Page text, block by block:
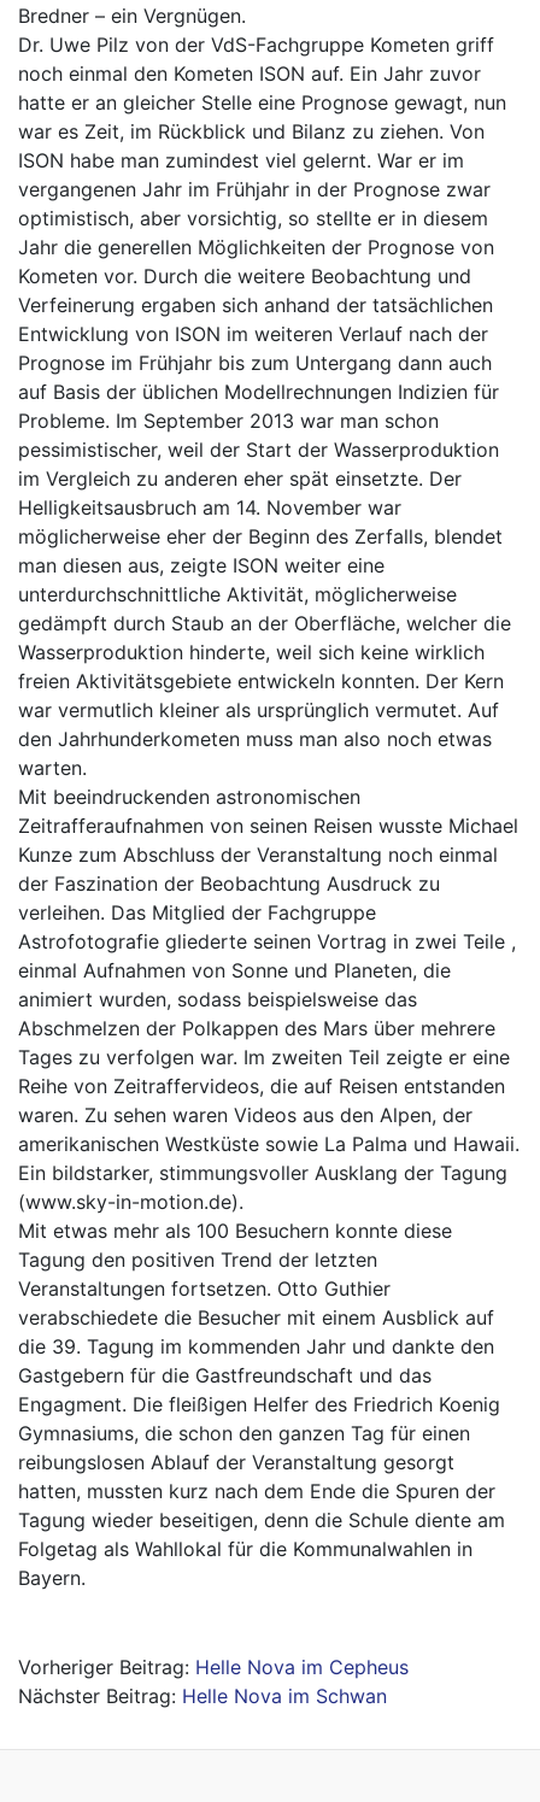
Bredner – ein Vergnügen.
Dr. Uwe Pilz von der VdS-Fachgruppe Kometen griff
noch einmal den Kometen ISON auf. Ein Jahr zuvor
hatte er an gleicher Stelle eine Prognose gewagt, nun
war es Zeit, im Rückblick und Bilanz zu ziehen. Von
ISON habe man zumindest viel gelernt. War er im
vergangenen Jahr im Frühjahr in der Prognose zwar
optimistisch, aber vorsichtig, so stellte er in diesem
Jahr die generellen Möglichkeiten der Prognose von
Kometen vor. Durch die weitere Beobachtung und
Verfeinerung ergaben sich anhand der tatsächlichen
Entwicklung von ISON im weiteren Verlauf nach der
Prognose im Frühjahr bis zum Untergang dann auch
auf Basis der üblichen Modellrechnungen Indizien für
Probleme. Im September 2013 war man schon
pessimistischer, weil der Start der Wasserproduktion
im Vergleich zu anderen eher spät einsetzte. Der
Helligkeitsausbruch am 14. November war
möglicherweise eher der Beginn des Zerfalls, blendet
man diesen aus, zeigte ISON weiter eine
unterdurchschnittliche Aktivität, möglicherweise
gedämpft durch Staub an der Oberfläche, welcher die
Wasserproduktion hinderte, weil sich keine wirklich
freien Aktivitätsgebiete entwickeln konnten. Der Kern
war vermutlich kleiner als ursprünglich vermutet. Auf
den Jahrhunderkometen muss man also noch etwas
warten.
Mit beeindruckenden astronomischen
Zeitrafferaufnahmen von seinen Reisen wusste Michael
Kunze zum Abschluss der Veranstaltung noch einmal
der Faszination der Beobachtung Ausdruck zu
verleihen. Das Mitglied der Fachgruppe
Astrofotografie gliederte seinen Vortrag in zwei Teile ,
einmal Aufnahmen von Sonne und Planeten, die
animiert wurden, sodass beispielsweise das
Abschmelzen der Polkappen des Mars über mehrere
Tages zu verfolgen war. Im zweiten Teil zeigte er eine
Reihe von Zeitraffervideos, die auf Reisen entstanden
waren. Zu sehen waren Videos aus den Alpen, der
amerikanischen Westküste sowie La Palma und Hawaii.
Ein bildstarker, stimmungsvoller Ausklang der Tagung
(www.sky-in-motion.de).
Mit etwas mehr als 100 Besuchern konnte diese
Tagung den positiven Trend der letzten
Veranstaltungen fortsetzen. Otto Guthier
verabschiedete die Besucher mit einem Ausblick auf
die 39. Tagung im kommenden Jahr und dankte den
Gastgebern für die Gastfreundschaft und das
Engagment. Die fleißigen Helfer des Friedrich Koenig
Gymnasiums, die schon den ganzen Tag für einen
reibungslosen Ablauf der Veranstaltung gesorgt
hatten, mussten kurz nach dem Ende die Spuren der
Tagung wieder beseitigen, denn die Schule diente am
Folgetag als Wahllokal für die Kommunalwahlen in
Bayern.
Beitragsnavigation
Helle Nova im Cepheus
Helle Nova im Schwan